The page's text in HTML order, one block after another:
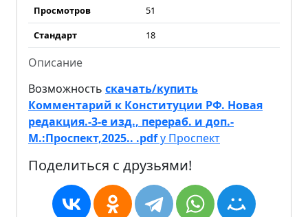
Просмотров
51
Стандарт
18
Описание
Возможность скачать/купить
Комментарий к Конституции РФ. Новая
редакция.-3-е изд., перераб. и доп.-
М.:Проспект,2025.. .pdfу Проспект
Поделиться с друзьями!